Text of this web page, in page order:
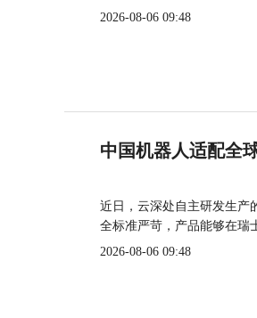
2026-08-06 09:48
中国机器人适配全
近日，云深处自主研发生产
全标准严苛，产品能够在瑞
2026-08-06 09:48